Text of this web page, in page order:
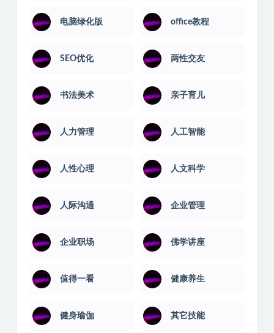
电脑绿化版 office教程
SEO优化 两性交友
书法美术 亲子育儿
人力管理 人工智能
人性心理 人文科学
人际沟通 企业管理
企业职场 佛学讲座
值得一看 健康养生
健身瑜伽 其它技能